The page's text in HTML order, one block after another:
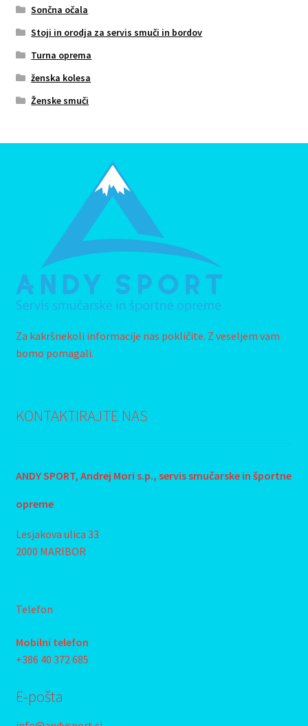
Sončna očala
Stoji in orodja za servis smuči in bordov
Turna oprema
ženska kolesa
Ženske smuči
Za kakršnekoli informacije nas pokličite. Z veseljem vam
bomo pomagali.
KONTAKTIRAJTE NAS
ANDY SPORT, Andrej Mori s.p., servis smučarske in športne
opreme
Lesjakova ulica 33
2000 MARIBOR
Telefon
Mobilni telefon
+386 40 372 685
E-pošta